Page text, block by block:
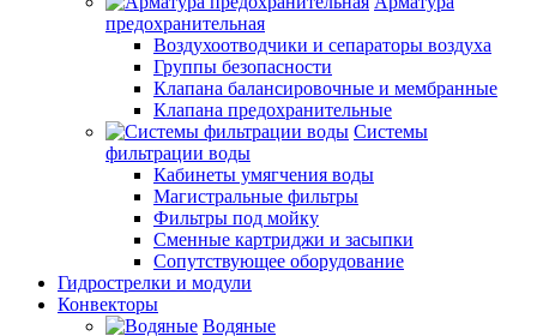
предохранительная
Воздухоотводчики и сепараторы воздуха
Группы безопасности
Клапана балансировочные и мембранные
Клапана предохранительные
Системы
фильтрации воды
Кабинеты умягчения воды
Магистральные фильтры
Фильтры под мойку
Сменные картриджи и засыпки
Сопутствующее оборудование
Гидрострелки и модули
Конвекторы
Водяные